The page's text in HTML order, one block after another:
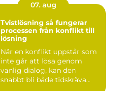
07. aug
Tvistlösning så fungerar
processen från konflikt till
lösning
När en konflikt uppstår som
inte går att lösa genom
vanlig dialog, kan den
snabbt bli både tidskräva...